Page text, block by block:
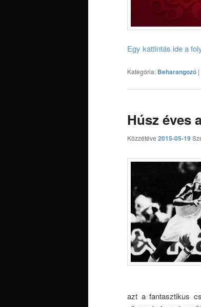
Egy kattintás ide a
Kategória: Beharangozó |
Húsz éves
Közzétéve 2015-05-19
azt a fantasztikus